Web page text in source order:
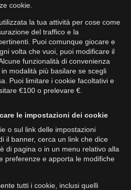
cookie.
la tua attività per cose come
del traffico e la
Puoi comunque giocare e
volta che vuoi, puoi modificare il
funzionalità di convenienza
modalità più basilare se scegli
Puoi limitare i cookie facoltativi e
€100 o prelevare €.
le impostazioni dei cookie
o sul link delle impostazioni
il banner, cerca un link che dice
di pagina o in un menu relativo alla
preferenze e apporta le modifiche
tutti i cookie, inclusi quelli